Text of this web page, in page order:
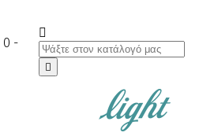
0 -

